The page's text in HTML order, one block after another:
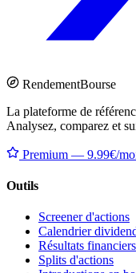
RendementBourse
La plateforme de
Analysez, comparez et
Premium — 9.99€/
Outils
Screener d'actions
Calendrier
Résultats financiers
Splits d'actions